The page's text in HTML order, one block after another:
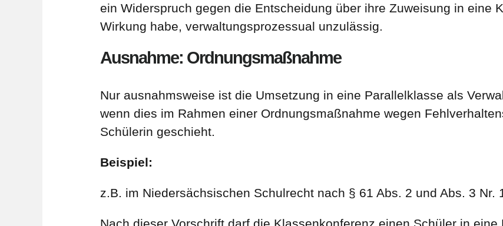
ein Widerspruch gegen die Entscheidung über ihre Zuweisung in eine
Wirkung habe, verwaltungsprozessual unzulässig.
Ausnahme: Ordnungsmaßnahme
Nur ausnahmsweise ist die Umsetzung in eine Parallelklasse als
wenn dies im Rahmen einer Ordnungsmaßnahme wegen
Schülerin geschieht.
Beispiel:
z.B. im Niedersächsischen Schulrecht nach § 61 Abs. 2 und Abs. 3 Nr.
Nach dieser Vorschrift darf die Klassenkonferenz einen Schüler in